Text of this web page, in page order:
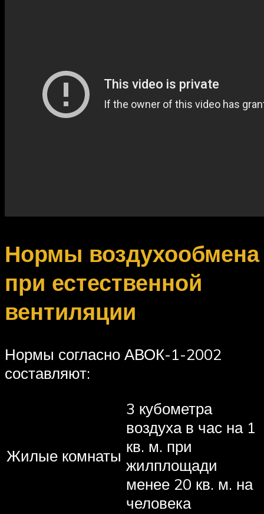
Нормы воздухообмена
при естественной
вентиляции
Нормы согласно АВОК-1-2002
составляют:
Жилые комнаты
3 кубометра
воздуха в час на 1
кв. м. при
жилплощади
менее 20 кв. м. на
человека